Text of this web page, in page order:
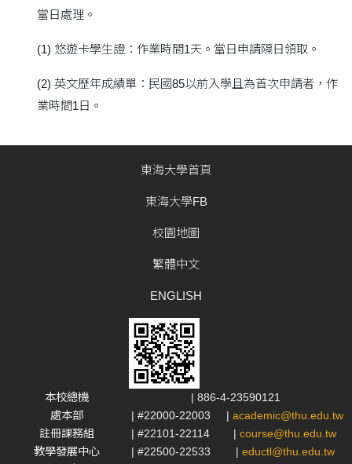
當日處理。
(1) 悠遊卡學生證：作業時間1天。當日申請隔日領取。
(2) 英文歷年成績單：民國85以前入學且為首次申請者，作
業時間1日。
東海大學首頁
東海大學FB
校園地圖
繁體中文
ENGLISH
本校總機
| 886-4-23590121
處本部
| #22000-22003 | academic@thu.edu.tw
註冊課務組
| #22101-22114 | course@thu.edu.tw
教學發展中心
| #22500-22533 | eductl@thu.edu.tw